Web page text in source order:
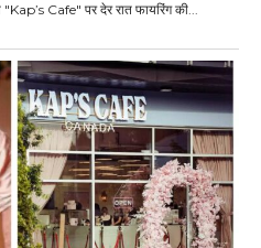
Cafe" पर देर रात फायरिंग की...